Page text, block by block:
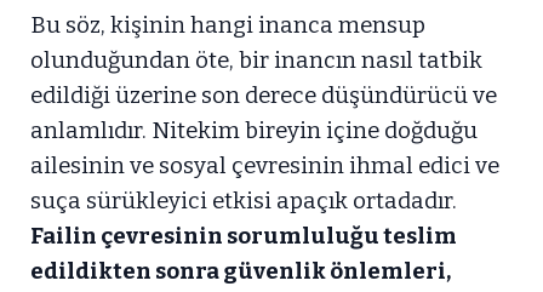
Bu söz, kişinin hangi inanca mensup
olunduğundan öte, bir inancın nasıl tatbik
edildiği üzerine son derece düşündürücü ve
anlamlıdır. Nitekim bireyin içine doğduğu
ailesinin ve sosyal çevresinin ihmal edici ve
suça sürükleyici etkisi apaçık ortadadır.
Failin çevresinin sorumluluğu teslim
edildikten sonra güvenlik önlemleri,